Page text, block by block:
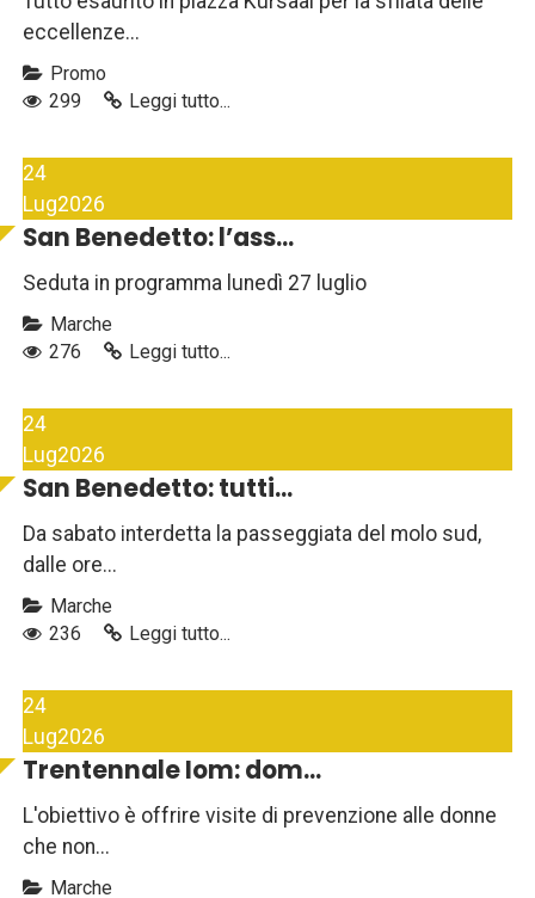
eccellenze...
Promo
299
Leggi tutto...
24
Lug2026
San Benedetto: l’ass...
Seduta in programma lunedì 27 luglio
Marche
276
Leggi tutto...
24
Lug2026
San Benedetto: tutti...
Da sabato interdetta la passeggiata del molo sud,
dalle ore...
Marche
236
Leggi tutto...
24
Lug2026
Trentennale Iom: dom...
L'obiettivo è offrire visite di prevenzione alle donne
che non...
Marche